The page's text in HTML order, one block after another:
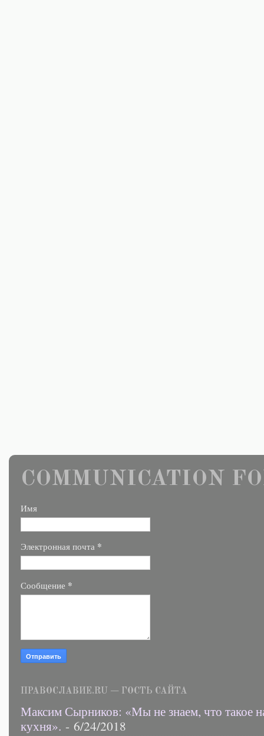
COMMUNICATION
Имя
Электронная почта *
Сообщение *
ПРАВОСЛАВИЕ.RU — ГОСТЬ САЙТА
Максим Сырников: «Мы не знаем, что такое
кухня». - 6/24/2018